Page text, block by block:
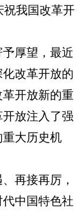
我国改革开
厚望，最近
改革开放的
开放新的重
放注入了强
大历史机
再接再厉，
中国特色社